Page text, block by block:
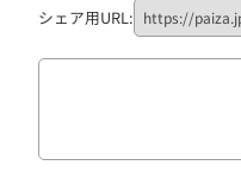
転職エー
シェア用URL: